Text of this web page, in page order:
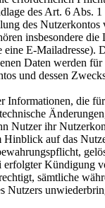
des Art. 6 Abs.
des Nutzerkontos
insbesondere
eine E-Mailadresse).
Daten werden
und dessen
Informationen, die
Nutzer ihr
Hinblick auf das
Kündigung
sämtliche
Nutzers